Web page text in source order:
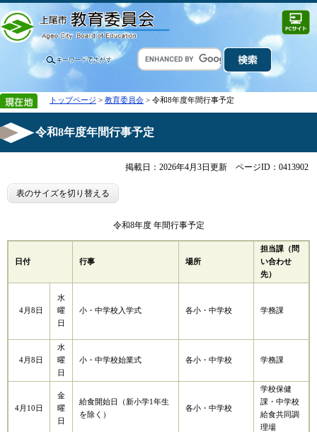
トップページ > 教育委員会 > 令和8年度年間行事予定
令和8年度年間行事予定
掲載日：2026年4月3日更新 ページID：0413902
表のサイズを切り替える
令和8年度 年間行事予定
日付 行事 場所
担当課（問
い合わせ
先）
4月8日
水
曜
日
小・中学校入学式 各小・中学校 学務課
4月8日
水
曜
日
小・中学校始業式 各小・中学校 学務課
4月10日
金
曜
日
給食開始日（新小学1年生
を除く）
各小・中学校
学校保健
課・中学校
給食共同調
理場